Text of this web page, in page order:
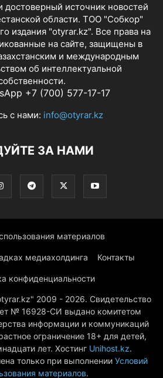
достоверный источник новостей
области. ТОО "Собкор"
издания "otyrar.kz". Все права на
на сайте, защищены в
и международным
об интеллектуальной
+7 (700) 577-17-17
с нами: info@otyrar.kz
ЗА НАМИ
материалов
медиахолдинга Контакты
конфиденциальности
2009 - 2026. Свидетельство
№ 16928-СИ выдано комитетом
информации и коммуникаций
ограничение 18+ для детей,
лет. Хостинг Unihost.kz.
только при выполнении Условий
материалов.